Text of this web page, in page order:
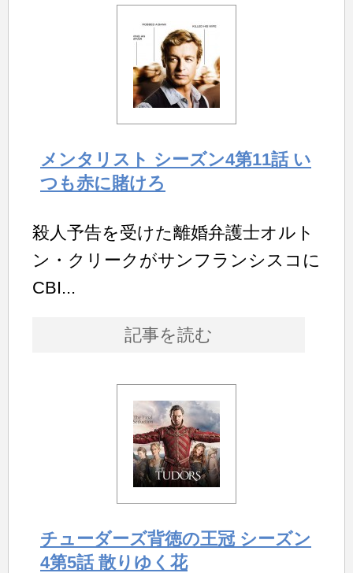
メンタリスト シーズン4第11話 い
つも赤に賭けろ
殺人予告を受けた離婚弁護士オルト
ン・クリークがサンフランシスコに
CBI...
記事を読む
チューダーズ背徳の王冠 シーズン
4第5話 散りゆく花